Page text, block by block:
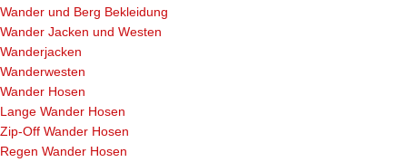
Wander und Berg Bekleidung
Wander Jacken und Westen
Wanderjacken
Wanderwesten
Wander Hosen
Lange Wander Hosen
Zip-Off Wander Hosen
Regen Wander Hosen